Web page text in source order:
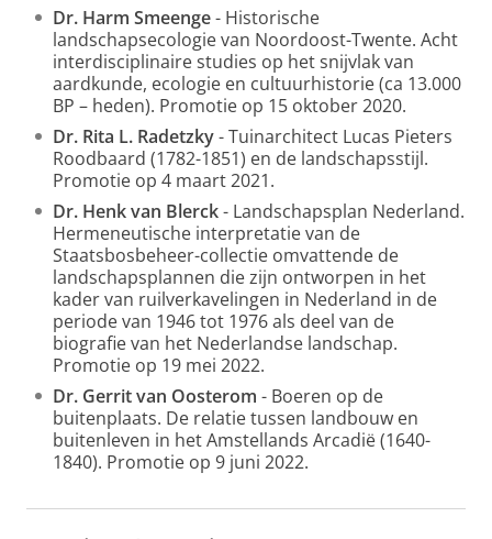
Dr. Harm Smeenge- Historische
landschapsecologie van Noordoost-Twente. Acht
interdisciplinaire studies op het snijvlak van
aardkunde, ecologie en cultuurhistorie (ca 13.000
BP – heden). Promotie op 15 oktober 2020.
Dr. Rita L. Radetzky- Tuinarchitect Lucas Pieters
Roodbaard (1782-1851) en de landschapsstijl.
Promotie op 4 maart 2021.
Dr. Henk van Blerck- Landschapsplan Nederland.
Hermeneutische interpretatie van de
Staatsbosbeheer-collectie omvattende de
landschapsplannen die zijn ontworpen in het
kader van ruilverkavelingen in Nederland in de
periode van 1946 tot 1976 als deel van de
biografie van het Nederlandse landschap.
Promotie op 19 mei 2022.
Dr. Gerrit van Oosterom - Boeren op de
buitenplaats. De relatie tussen landbouw en
buitenleven in het Amstellands Arcadië (1640-
1840). Promotie op 9 juni 2022.